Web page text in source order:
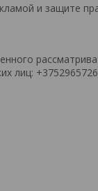
и защите
лиц: